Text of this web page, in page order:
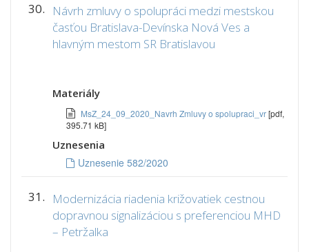
30.
Návrh zmluvy o spolupráci medzi mestskou
časťou Bratislava-Devínska Nová Ves a
hlavným mestom SR Bratislavou
Materiály
MsZ_24_09_2020_Navrh Zmluvy o spolupraci_vr[pdf,
395.71 kB]
Uznesenia
Uznesenie 582/2020
31.
Modernizácia riadenia križovatiek cestnou
dopravnou signalizáciou s preferenciou MHD
– Petržalka